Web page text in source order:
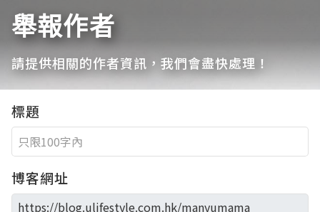
舉報作者
請提供相關的作者資訊，我們會盡快處理！
標題
博客網址